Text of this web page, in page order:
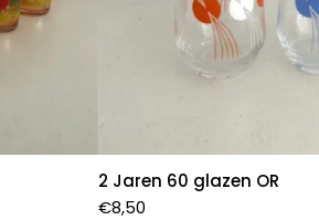
2 Jaren 60 glazen OR
€8,50